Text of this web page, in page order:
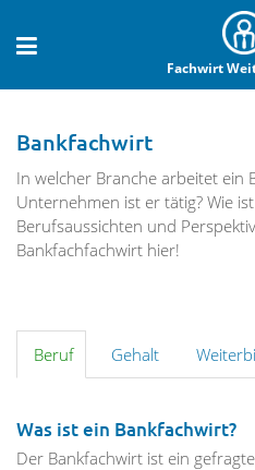
Fachwirt
Bankfachwirt
In welcher Branche arbeitet ein
Unternehmen ist er tätig? Wie
Berufsaussichten und
Bankfachfachwirt hier!
Beruf Gehalt
Was ist ein Bankfachwirt?
Der Bankfachwirt ist ein